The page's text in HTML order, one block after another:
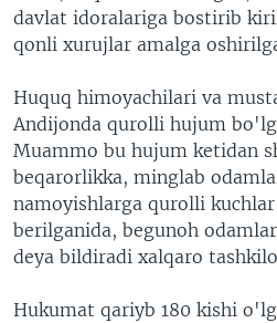
davlat idoralariga bostirib
qonli xurujlar amalga
Huquq himoyachilari va
Andijonda qurolli hujum
Muammo bu hujum ketidan
beqarorlikka, minglab
namoyishlarga qurolli
berilganida, begunoh
deya bildiradi xalqaro
Hukumat qariyb 180 kishi